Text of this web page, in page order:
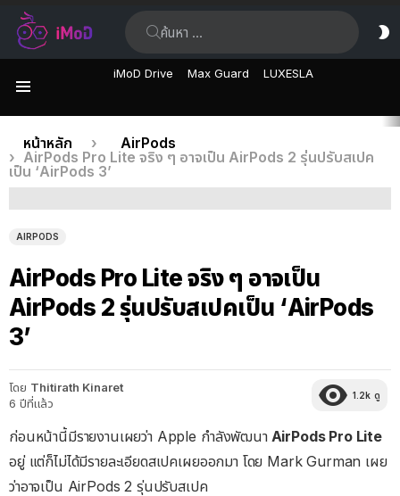
iMoD Drive Max Guard LUXESLA
เรื่อง
ล่าสุด
คุณอยู่ที่นี่:
หน้าหลัก
AirPods
AirPods Pro Lite จริง ๆ อาจเป็น AirPods 2 รุ่นปรับสเปค
เป็น ‘AirPods 3’
AIRPODS
AirPods Pro Lite จริง ๆ อาจเป็น
AirPods 2 รุ่นปรับสเปคเป็น ‘AirPods
3’
โดย Thitirath Kinaret
6 ปีที่แล้ว
1.2k ดู
ก่อนหน้านี้มีรายงานเผยว่า Apple กำลังพัฒนาAirPods Pro Lite
อยู่ แต่ก็ไม่ได้มีรายละเอียดสเปคเผยออกมา โดย Mark Gurman เผย
ว่าอาจเป็น AirPods 2 รุ่นปรับสเปค